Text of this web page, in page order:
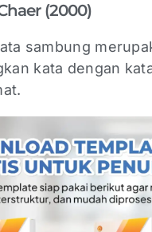
(2000)
sambung
kata dengan